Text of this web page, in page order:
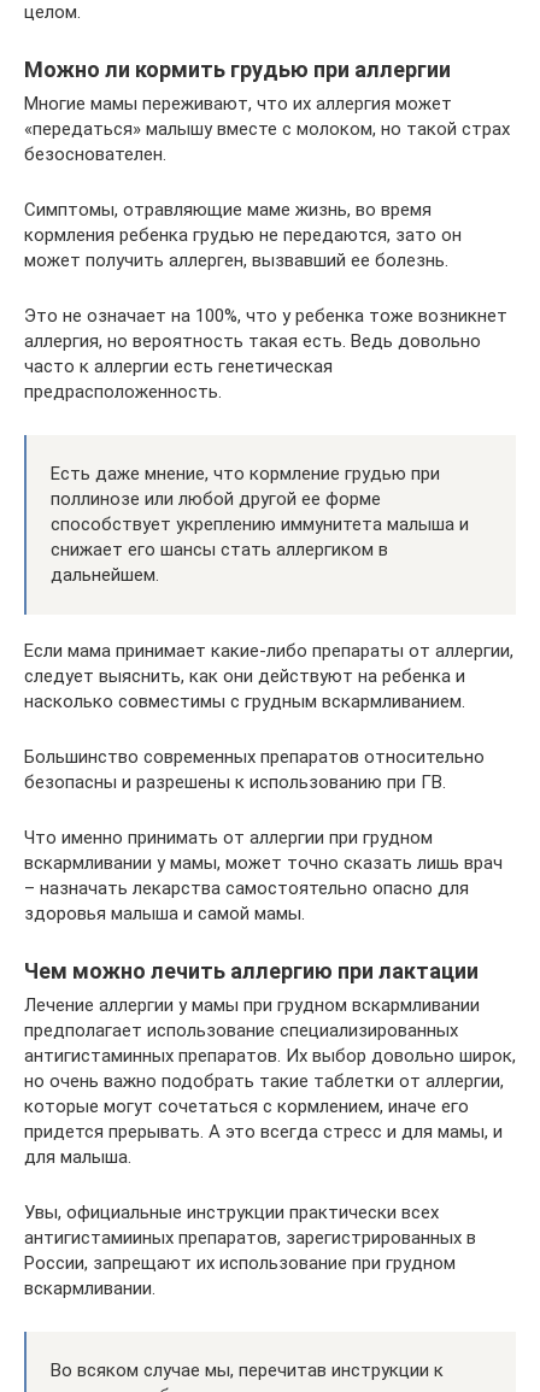
целом.
Можно ли кормить грудью при аллергии
Многие мамы переживают, что их аллергия может
«передаться» малышу вместе с молоком, но такой страх
безоснователен.
Симптомы, отравляющие маме жизнь, во время
кормления ребенка грудью не передаются, зато он
может получить аллерген, вызвавший ее болезнь.
Это не означает на 100%, что у ребенка тоже возникнет
аллергия, но вероятность такая есть. Ведь довольно
часто к аллергии есть генетическая
предрасположенность.
Есть даже мнение, что кормление грудью при
поллинозе или любой другой ее форме
способствует укреплению иммунитета малыша и
снижает его шансы стать аллергиком в
дальнейшем.
Если мама принимает какие-либо препараты от аллергии,
следует выяснить, как они действуют на ребенка и
насколько совместимы с грудным вскармливанием.
Большинство современных препаратов относительно
безопасны и разрешены к использованию при ГВ.
Что именно принимать от аллергии при грудном
вскармливании у мамы, может точно сказать лишь врач
– назначать лекарства самостоятельно опасно для
здоровья малыша и самой мамы.
Чем можно лечить аллергию при лактации
Лечение аллергии у мамы при грудном вскармливании
предполагает использование специализированных
антигистаминных препаратов. Их выбор довольно широк,
но очень важно подобрать такие таблетки от аллергии,
которые могут сочетаться с кормлением, иначе его
придется прерывать. А это всегда стресс и для мамы, и
для малыша.
Увы, официальные инструкции практически всех
антигистамииных препаратов, зарегистрированных в
России, запрещают их использование при грудном
вскармливании.
Во всяком случае мы, перечитав инструкции к